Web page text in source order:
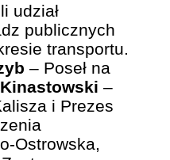
udział
publicznych
transportu.
– Poseł na
–
i Prezes
Ostrowska,